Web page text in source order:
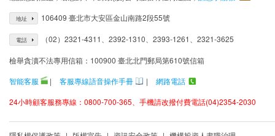
地址 106409 臺北市大安區金山南路2段55號
電話 （02）2321-4311、2392-1310、2393-1261、2321-3625
檢舉貪瀆不法專用信箱：100900 臺北北門郵局第610號信箱
智能客服
| 客服專線語音操作手冊 |
網路電話
24小時顧客服務專線：0800-700-365、手機請改撥付費電話(04)2354-2030